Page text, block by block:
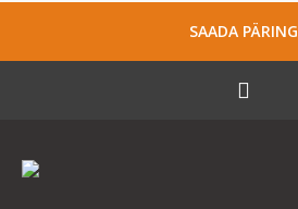
SAADA PÄRING